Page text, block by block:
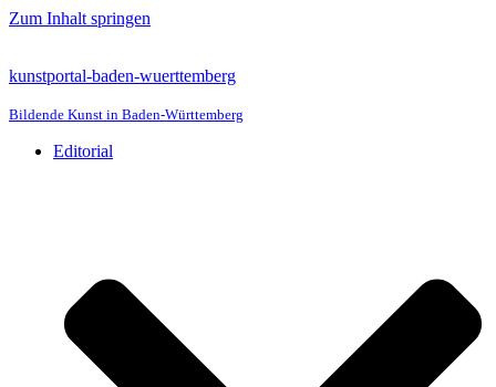
Zum Inhalt springen
kunstportal-baden-wuerttemberg
Bildende Kunst in Baden-Württemberg
Editorial